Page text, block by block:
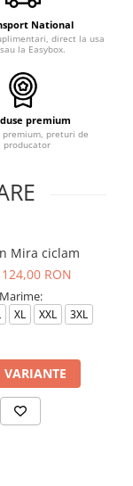
National
direct la usa
la Easybox.
premium
premium, preturi de
producator
Mira ciclam
RON
Marime:
XL XXL 3XL
VARIANTE